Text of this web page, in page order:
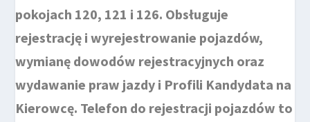
pokojach 120, 121 i 126. Obsługuje
rejestrację i wyrejestrowanie pojazdów,
wymianę dowodów rejestracyjnych oraz
wydawanie praw jazdy i Profili Kandydata na
Kierowcę. Telefon do rejestracji pojazdów to